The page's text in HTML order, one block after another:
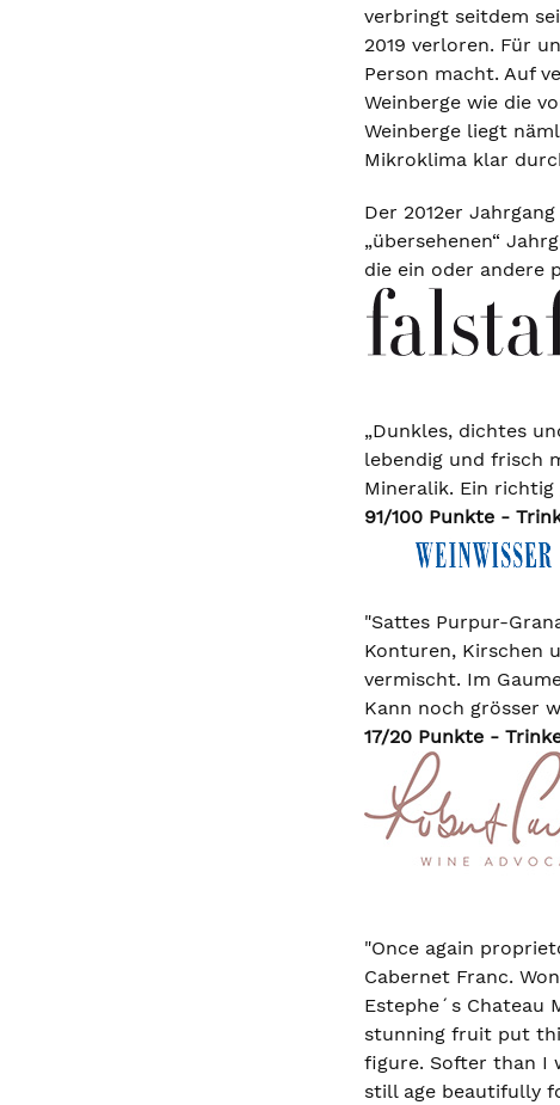
verbringt seitdem
2019 verloren. Für
Person macht. Auf
Weinberge wie die
Weinberge liegt
Mikroklima klar
Der 2012er
„übersehenen“
die ein oder andere
„Dunkles, dichtes
lebendig und frisch
Mineralik. Ein
91/100 Punkte -
"Sattes Purpur-
Konturen, Kirschen
vermischt. Im
Kann noch grösser
17/20 Punkte -
"Once again
Cabernet Franc.
Estephe´s
stunning fruit put
figure. Softer than I
still age beautifully